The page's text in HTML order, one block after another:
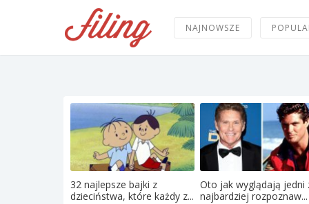
NAJNOWSZE
32 najlepsze bajki z
dzieciństwa, które każdy z...
Oto jak wyglądają jedni
najbardziej rozpoznaw...